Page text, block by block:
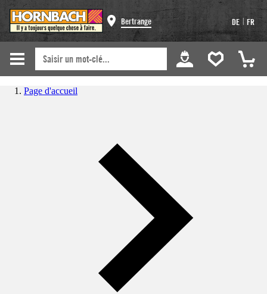
Bertrange DE | FR
Page d'accueil